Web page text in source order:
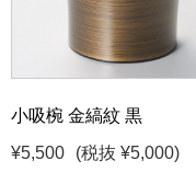
小吸椀 金縞紋 黒
¥5,500
(税抜 ¥5,000)